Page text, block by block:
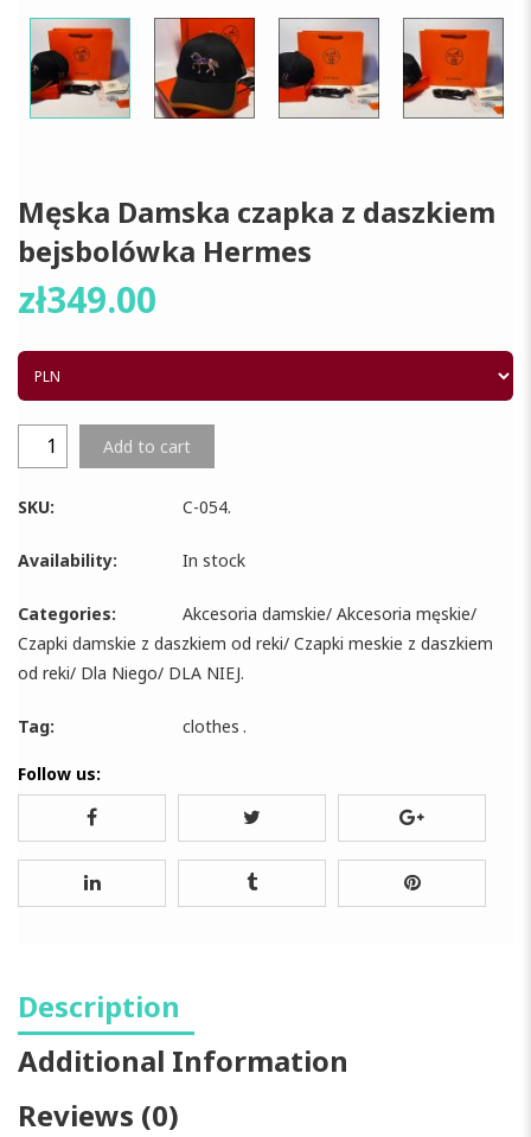
Męska Damska czapka z daszkiem
bejsbolówka Hermes
zł349.00
Add to cart
SKU: C-054.
Availability: In stock
Categories: Akcesoria damskie/ Akcesoria męskie/
Czapki damskie z daszkiem od reki/ Czapki meskie z daszkiem
od reki/ Dla Niego/ DLA NIEJ.
Tag: clothes .
Follow us:
Description
Additional Information
Reviews (0)